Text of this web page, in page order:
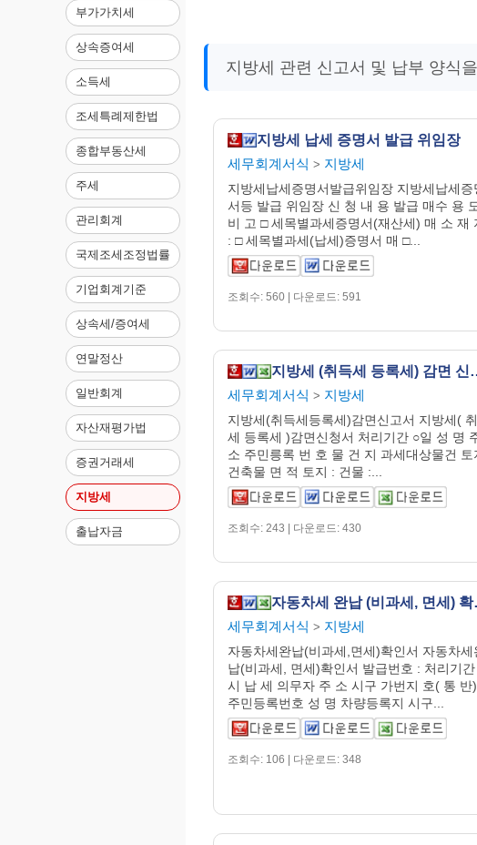
부가가치세
상속증여세
소득세
조세특례제한법
종합부동산세
주세
관리회계
국제조세조정법률
기업회계기준
상속세/증여세
연말정산
일반회계
자산재평가법
증권거래세
지방세
출납자금
지방세 관련 신고서 및 납부 양식
지방세 납세 증명서 발급 위임장
세무회계서식 > 지방세
지방세납세증명서발급위임장 지방세납세증
서등 발급 위임장 신 청 내 용 발급 매수 용
비 고 □ 세목별과세증명서(재산세) 매 소 재
: □ 세목별과세(납세)증명서 매 □...
조회수: 560 | 다운로드: 591
지방세 (취
세무회계서식 > 지방세
지방세(취득세등록세)감면신고서 지방세(
세 등록세 )감면신청서 처리기간 ○일 성 명
소 주민릉록 번 호 물 건 지 과세대상물건 토
건축물 면 적 토지 : 건물 :...
조회수: 243 | 다운로드: 430
자동
세무회계서식 > 지방세
자동차세완납(비과세,면세)확인서 자동차세
납(비과세, 면세)확인서 발급번호 : 처리기간
시 납 세 의무자 주 소 시구 가번지 호( 통 반)
주민등록번호 성 명 차량등록지 시구...
조회수: 106 | 다운로드: 348